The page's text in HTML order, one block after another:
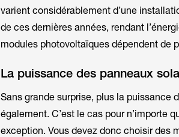
varient considérablement d’une
de ces dernières années, rendant
modules photovoltaïques dépendent de
La puissance des panneaux
Sans grande surprise, plus la puissance
également. C’est le cas pour n’importe
exception. Vous devez donc choisir des